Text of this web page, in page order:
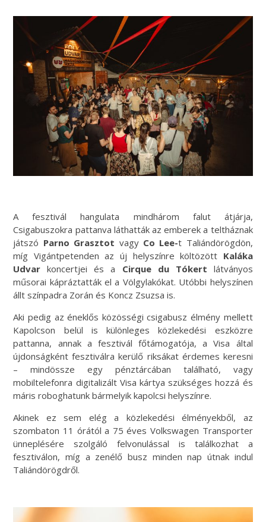
A fesztivál hangulata mindhárom falut átjárja,
Csigabuszokra pattanva láthatták az emberek a teltháznak
játszó Parno Grasztot vagy Co Lee-t Taliándörögdön,
míg Vigántpetenden az új helyszínre költözött Kaláka
Udvar koncertjei és a Cirque du Tókert látványos
műsorai kápráztatták el a Völgylakókat. Utóbbi helyszínen
állt színpadra Zorán és Koncz Zsuzsa is.
Aki pedig az éneklős közösségi csigabusz élmény mellett
Kapolcson belül is különleges közlekedési eszközre
pattanna, annak a fesztivál főtámogatója, a Visa által
újdonságként fesztiválra kerülő riksákat érdemes keresni
– mindössze egy pénztárcában található, vagy
mobiltelefonra digitalizált Visa kártya szükséges hozzá és
máris roboghatunk bármelyik kapolcsi helyszínre.
Akinek ez sem elég a közlekedési élményekből, az
szombaton 11 órától a 75 éves Volkswagen Transporter
ünneplésére szolgáló felvonulással is találkozhat a
fesztiválon, míg a zenélő busz minden nap útnak indul
Taliándörögdről.